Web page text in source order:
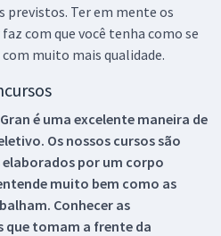
previstos. Ter em mente os
com que você tenha como se
muito mais qualidade.
é uma excelente maneira de
Os nossos cursos são
por um corpo
muito bem como as
Conhecer as
que tomam a frente da